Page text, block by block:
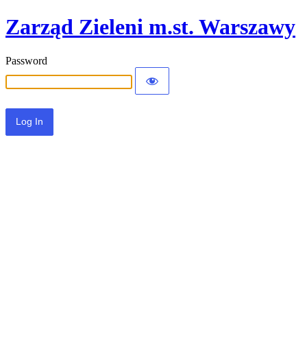
Zarząd Zieleni m.st. Warszawy
Password